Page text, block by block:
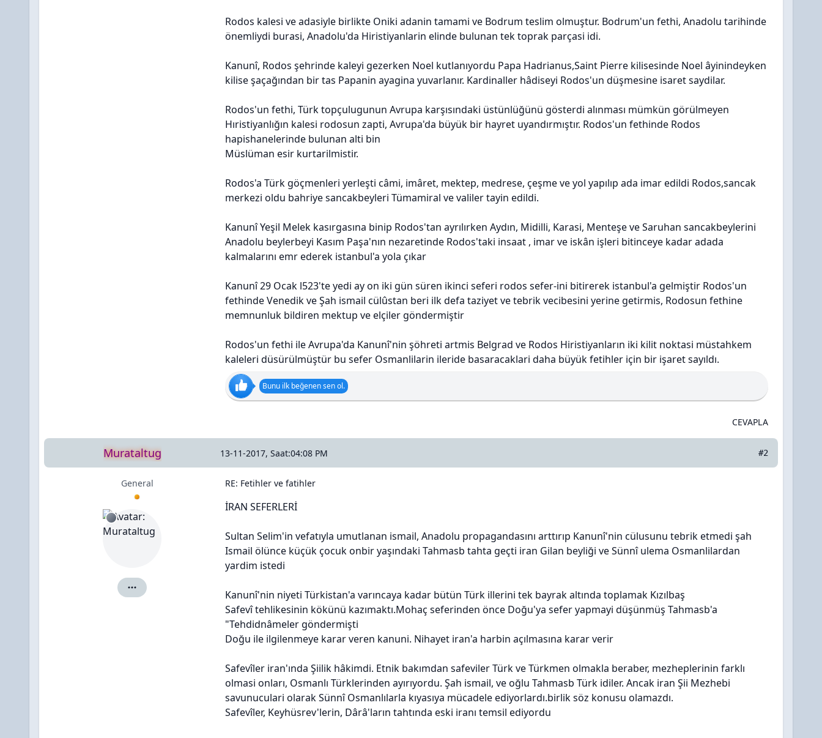
Rodos kalesi ve adasiyle birlikte Oniki adanin tamami ve Bodrum teslim olmuştur. Bodrum'un fethi, Anadolu tarihinde
önemliydi burasi, Anadolu'da Hiristiyanlarin elinde bulunan tek toprak parçasi idi.
Kanunî, Rodos şehrinde kaleyi gezerken Noel kutlanıyordu Papa Hadrianus,Saint Pierre kilisesinde Noel âyinindeyken
kilise şaçağından bir tas Papanin ayagina yuvarlanır. Kardinaller hâdiseyi Rodos'un düşmesine isaret saydilar.
Rodos'un fethi, Türk topçulugunun Avrupa karşısındaki üstünlüğünü gösterdi alınması mümkün görülmeyen
Hıristiyanlığın kalesi rodosun zapti, Avrupa'da büyük bir hayret uyandırmıştır. Rodos'un fethinde Rodos
hapishanelerinde bulunan alti bin
Müslüman esir kurtarilmistir.
Rodos'a Türk göçmenleri yerleşti câmi, imâret, mektep, medrese, çeşme ve yol yapılıp ada imar edildi Rodos,sancak
merkezi oldu bahriye sancakbeyleri Tümamiral ve valiler tayin edildi.
Kanunî Yeşil Melek kasırgasına binip Rodos'tan ayrılırken Aydın, Midilli, Karasi, Menteşe ve Saruhan sancakbeylerini
Anadolu beylerbeyi Kasım Paşa'nın nezaretinde Rodos'taki insaat , imar ve iskân işleri bitinceye kadar adada
kalmalarını emr ederek istanbul'a yola çıkar
Kanunî 29 Ocak l523'te yedi ay on iki gün süren ikinci seferi rodos sefer-ini bitirerek istanbul'a gelmiştir Rodos'un
fethinde Venedik ve Şah ismail cülûstan beri ilk defa taziyet ve tebrik vecibesini yerine getirmis, Rodosun fethine
memnunluk bildiren mektup ve elçiler göndermiştir
Rodos'un fethi ile Avrupa'da Kanunî'nin şöhreti artmis Belgrad ve Rodos Hiristiyanların iki kilit noktasi müstahkem
kaleleri düsürülmüştür bu sefer Osmanlilarin ileride basaracaklari daha büyük fetihler için bir işaret sayıldı.
Bunu ilk beğenen sen ol.
CEVAPLA
Murataltug 13-11-2017, Saat:04:08 PM #2
General
Murataltug için ayrıntılar
RE: Fetihler ve fatihler
İRAN SEFERLERİ
Sultan Selim'in vefatıyla umutlanan ismail, Anadolu propagandasını arttırıp Kanunî'nin cülusunu tebrik etmedi şah
Ismail ölünce küçük çocuk onbir yaşındaki Tahmasb tahta geçti iran Gilan beyliği ve Sünnî ulema Osmanlilardan
yardim istedi
Kanunî'nin niyeti Türkistan'a varıncaya kadar bütün Türk illerini tek bayrak altında toplamak Kızılbaş
Safevî tehlikesinin kökünü kazımaktı.Mohaç seferinden önce Doğu'ya sefer yapmayi düşünmüş Tahmasb'a
"Tehdidnâmeler göndermişti
Doğu ile ilgilenmeye karar veren kanuni. Nihayet iran'a harbin açılmasına karar verir
Safevîler iran'ında Şiilik hâkimdi. Etnik bakımdan safeviler Türk ve Türkmen olmakla beraber, mezheplerinin farklı
olmasi onları, Osmanlı Türklerinden ayırıyordu. Şah ismail, ve oğlu Tahmasb Türk idiler. Ancak iran Şii Mezhebi
savunuculari olarak Sünnî Osmanlılarla kıyasıya mücadele ediyorlardı.birlik söz konusu olamazdı.
Safevîler, Keyhüsrev'lerin, Dârâ'ların tahtında eski iranı temsil ediyordu